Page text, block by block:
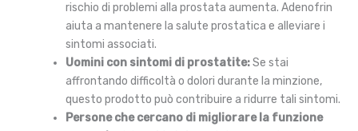
rischio di problemi alla prostata aumenta. Adenofrin
aiuta a mantenere la salute prostatica e alleviare i
sintomi associati.
Uomini con sintomi di prostatite:Se stai
affrontando difficoltà o dolori durante la minzione,
questo prodotto può contribuire a ridurre tali sintomi.
Persone che cercano di migliorare la funzione